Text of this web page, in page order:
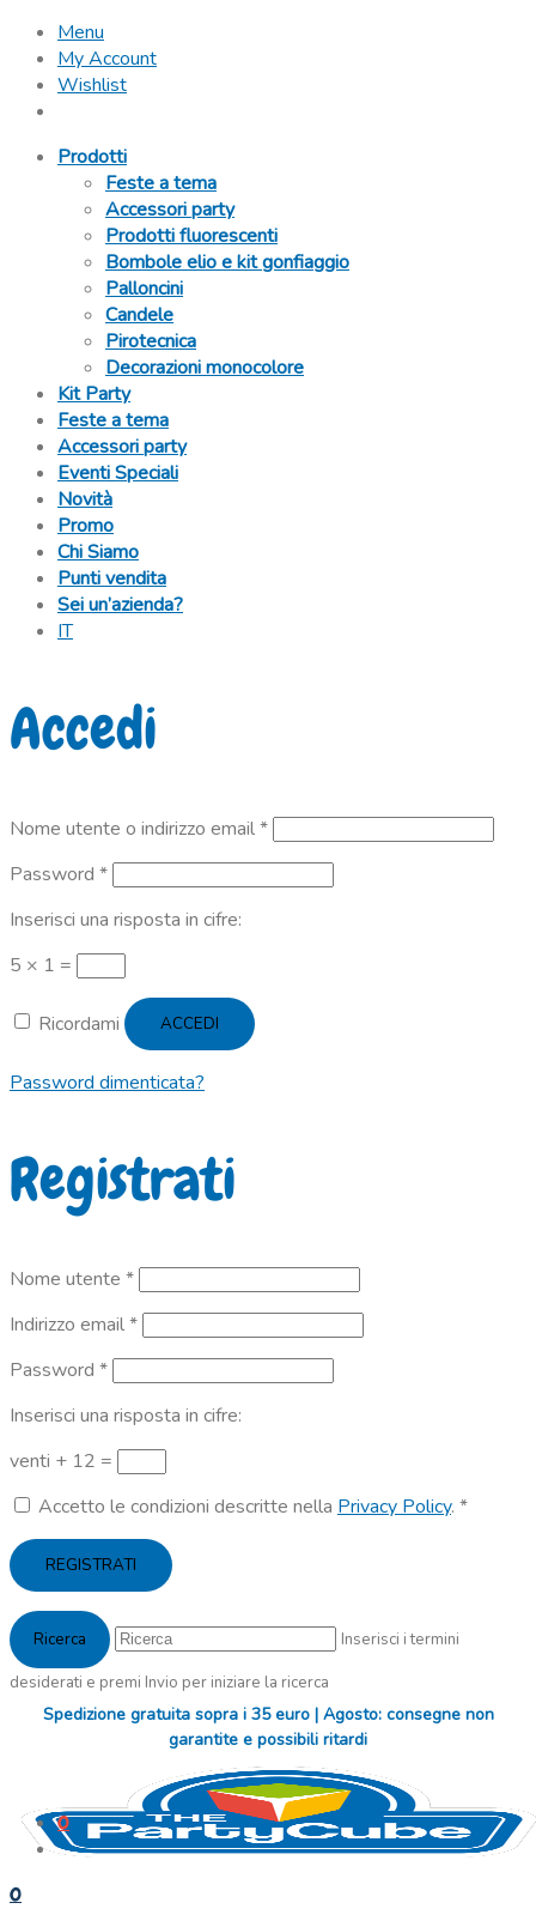
Menu
My Account
Wishlist
Prodotti
Feste a tema
Accessori party
Prodotti fluorescenti
Bombole elio e kit gonfiaggio
Palloncini
Candele
Pirotecnica
Decorazioni monocolore
Kit Party
Feste a tema
Accessori party
Eventi Speciali
Novità
Promo
Chi Siamo
Punti vendita
Sei un’azienda?
IT
Accedi
Nome utente o indirizzo email*Richiesto
Password *Richiesto
Inserisci una risposta in cifre:
5 × 1 =
Ricordami ACCEDI
Password dimenticata?
Registrati
Nome utente *Richiesto
Indirizzo email*Richiesto
Password *Richiesto
Inserisci una risposta in cifre:
venti + 12 =
Accetto le condizioni descritte nella Privacy Policy. *
REGISTRATI
Inserisci i termini
desiderati e premi Invio per iniziare la ricerca
Spedizione gratuita sopra i 35 euro | Agosto: consegne non
garantite e possibili ritardi
0
0